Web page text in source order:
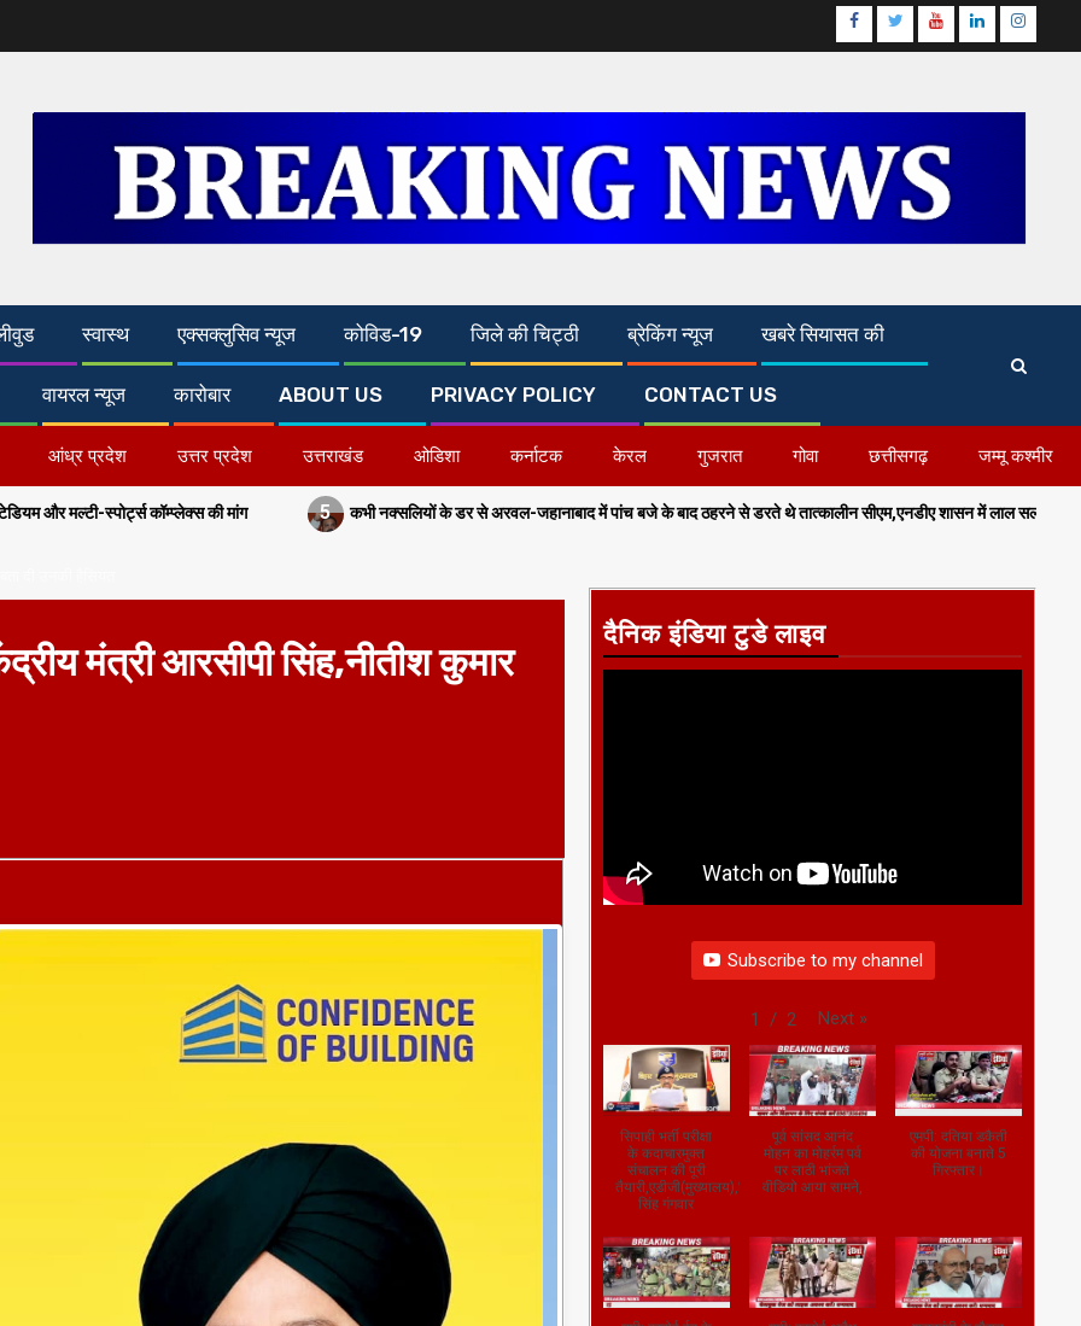
Facebook
TwitterYoutubeLinkedin
स्वास्थ एक्सक्लुसिव न्यूज कोविड-19 जिले की चिट्ठी ब्रेकिंग न्यूज खबरे सियासत की
वायरल न्यूज कारोबार ABOUT US PRIVACY POLICY CONTACT US
आंध्र प्रदेश उत्तर प्रदेश उत्तराखंड ओडिशा कर्नाटक केरल गुजरात गोवा छत्तीसगढ़ जम्मू कश्मीर
की मांग 5 कभी नक्सलियों के डर से अरवल-जहानाबाद में पांच बजे के बाद ठहरने से डरते थे तात्कालीन सीएम,एनडीए शासन में लाल सलाम का हुआ अंत-सम्राट
मंत्री आरसीपी सिंह,नीतीश कुमार
दैनिक इंडिया टुडे लाइव
Subscribe to my channel
1 / 2 Next »
सिपाही भर्ती परीक्षा
के कदाचारमुक्त
संचालन की पूरी
तैयारी,एडीजी(मुख्यालय),जितेंद्र
सिंह गंगवार
पूर्व सांसद आनंद
मोहन का मोहर्रम पर्व
पर लाठी भांजते
वीडियो आया सामने,
एमपी: दतिया डकैती
की योजना बनाते 5
गिरफ्तार।